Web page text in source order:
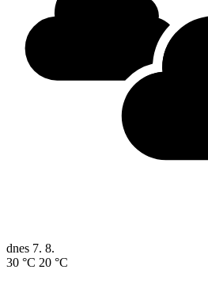
dnes 7. 8.
30 °C 20 °C